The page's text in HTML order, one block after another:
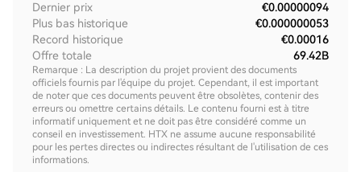
Dernier prix
€0.00000094
Plus bas historique
€0.000000053
Record historique
€0.00016
Offre totale
69.42B
Remarque : La description du projet provient des documents
officiels fournis par l'équipe du projet. Cependant, il est important
de noter que ces documents peuvent être obsolètes, contenir des
erreurs ou omettre certains détails. Le contenu fourni est à titre
informatif uniquement et ne doit pas être considéré comme un
conseil en investissement. HTX ne assume aucune responsabilité
pour les pertes directes ou indirectes résultant de l'utilisation de ces
informations.